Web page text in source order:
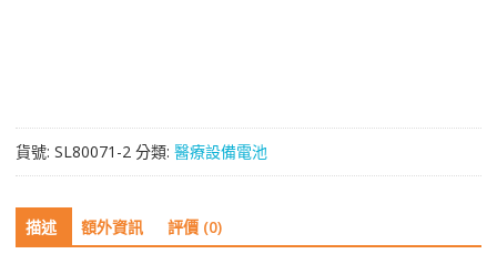
Welch
Allyn
Connex
VSM
6000,Connex
Vital
貨號: SL80071-2 分類: 醫療設備電池
描述 額外資訊 評價 (0)